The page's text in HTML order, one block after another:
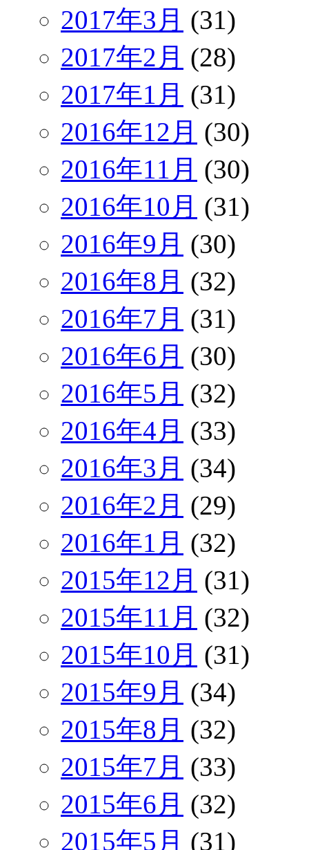
2017年3月 (31)
2017年2月 (28)
2017年1月 (31)
2016年12月 (30)
2016年11月 (30)
2016年10月 (31)
2016年9月 (30)
2016年8月 (32)
2016年7月 (31)
2016年6月 (30)
2016年5月 (32)
2016年4月 (33)
2016年3月 (34)
2016年2月 (29)
2016年1月 (32)
2015年12月 (31)
2015年11月 (32)
2015年10月 (31)
2015年9月 (34)
2015年8月 (32)
2015年7月 (33)
2015年6月 (32)
2015年5月 (31)